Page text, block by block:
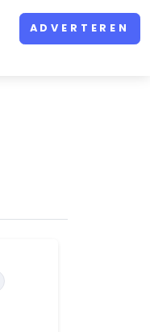
ADVERTEREN